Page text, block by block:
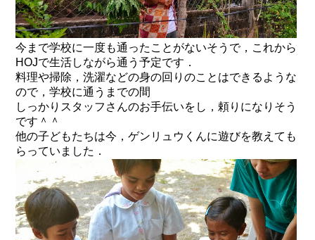
今まで学校に一度も通ったことがないそうで，これから
HOJで生活しながら通う予定です．
料理や掃除，洗濯などの身の回りのことはできるような
ので，学校に通うまでの間
しっかりスタッフさんのお手伝いをし，頼りになりそう
です＾＾
他の子どもたちは今，ゲンリュウくんに遊びを教えても
らっていました．